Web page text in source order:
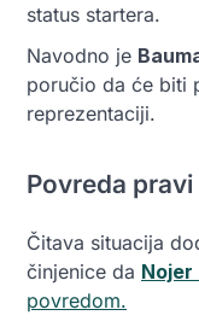
status startera.
Navodno je
poručio da će biti
reprezentaciji.
Povreda
Čitava situacija
činjenice da Nojer
povredom.